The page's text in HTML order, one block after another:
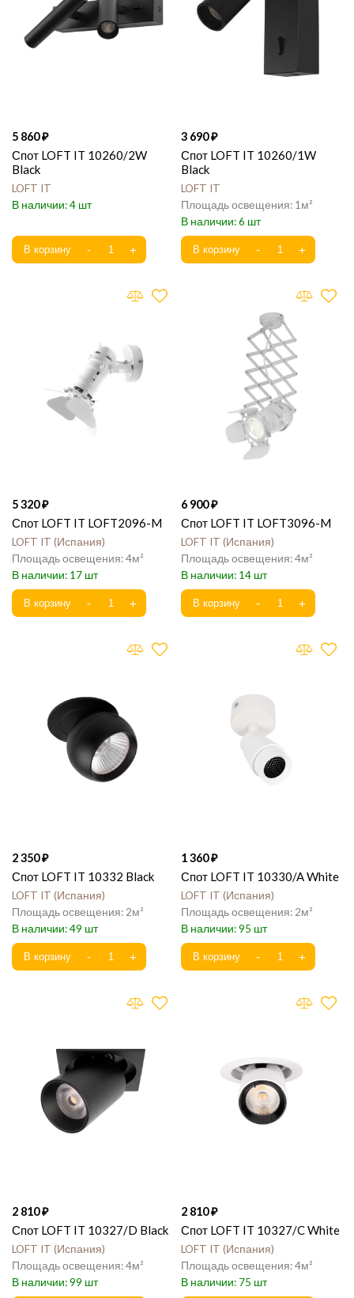
5 860
Спот LOFT IT 10260/2W
Black
LOFT IT
4
3 690
Спот LOFT IT 10260/1W
Black
LOFT IT
1
6
5 320
Спот LOFT IT LOFT2096-M
LOFT IT Испания
4
17
6 900
Спот LOFT IT LOFT3096-M
LOFT IT Испания
4
14
2 350
Спот LOFT IT 10332 Black
LOFT IT Испания
2
49
1 360
Спот LOFT IT 10330/A White
LOFT IT Испания
2
95
2 810
Спот LOFT IT 10327/D Black
LOFT IT Испания
4
99
2 810
Спот LOFT IT 10327/C White
LOFT IT Испания
4
75